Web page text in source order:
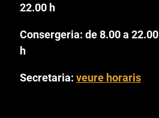
22.00 h
Consergeria: de 8.00 a 22.00
h
Secretaria: veure horaris